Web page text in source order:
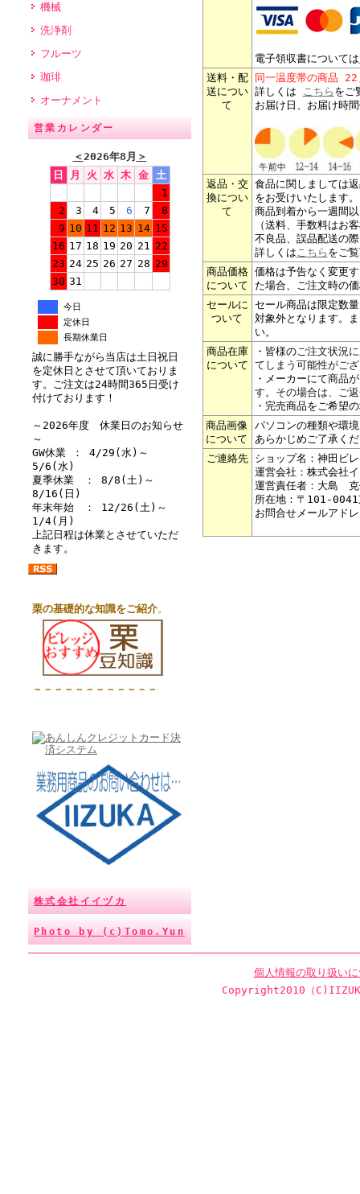
機械
洗浄剤
フルーツ
珈琲
オーナメント
営業カレンダー
＜2026年8月 ＞
日
月 火 水 木 金
土
1
2
3 4 5 6 7
8
9 10 11 12 13 14 15
16 17 18 19 20 21 22
23 24 25 26 27 28 29
30 31
今日
定休日
長期休業日
誠に勝手ながら当店は土日祝日
を定休日とさせて頂いておりま
す。ご注文は24時間365日受け
付けております！
～2026年度 休業日のお知らせ
～
GW休業 ： 4/29(水)～
5/6(水)
夏季休業 ： 8/8(土)～
8/16(日)
年末年始 ： 12/26(土)～
1/4(月)
上記日程は休業とさせていただ
きます。
栗の基礎的な知識をご紹介。
－－－－－－－－－－－－
株式会社イイヅカ
Photo by (c)Tomo.Yun
電子領収書については
送料・配
送につい
て
同一温度帯の商品
詳しくは こちら をご
お届け日、お届け時
返品・交
換につい
て
食品に関しましては
をお受けいたします。
商品到着から一週間
（送料、手数料はお
不良品、誤品配送の
詳しくはこちら をご
商品価格
について
価格は予告なく変更
た場合、ご注文時の
セールに
ついて
セール商品は限定数
対象外となります。
い。
商品在庫
について
・皆様のご注文状況
てしまう可能性がご
・メーカーにて商品
す。その場合は、ご
・完売商品をご希望
商品画像
について
パソコンの種類や環
あらかじめご了承く
ご連絡先
ショップ名：神田ビ
運営会社：株式会社
運営責任者：大島
所在地：〒101-
お問合せメールアド
個人情報の取り扱い
Copyright2010（